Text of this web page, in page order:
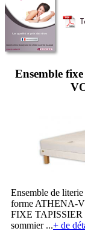
Ensemble
Ensemble de
forme ATHENA-
FIXE
sommier ...+ de